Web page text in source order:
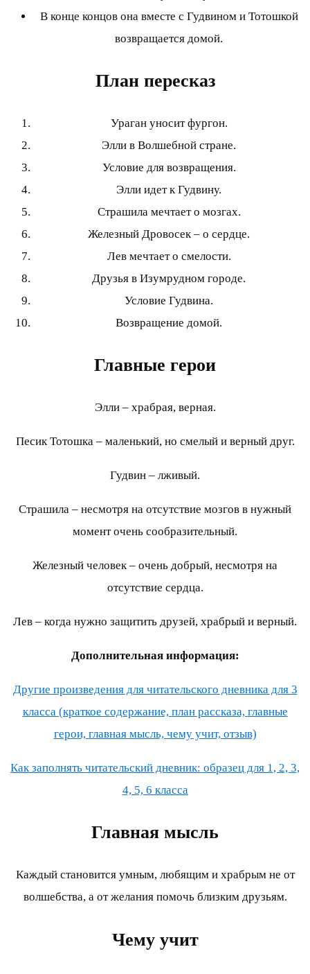
В конце концов она вместе с Гудвином и Тотошкой
возвращается домой.
План пересказ
Ураган уносит фургон.
Элли в Волшебной стране.
Условие для возвращения.
Элли идет к Гудвину.
Страшила мечтает о мозгах.
Железный Дровосек – о сердце.
Лев мечтает о смелости.
Друзья в Изумрудном городе.
Условие Гудвина.
Возвращение домой.
Главные герои
Элли – храбрая, верная.
Песик Тотошка – маленький, но смелый и верный друг.
Гудвин – лживый.
Страшила – несмотря на отсутствие мозгов в нужный
момент очень сообразительный.
Железный человек – очень добрый, несмотря на
отсутствие сердца.
Лев – когда нужно защитить друзей, храбрый и верный.
Дополнительная информация:
Другие произведения для читательского дневника для 3
класса (краткое содержание, план рассказа, главные
герои, главная мысль, чему учит, отзыв)
Как заполнять читательский дневник: образец для 1, 2, 3,
4, 5, 6 класса
Главная мысль
Каждый становится умным, любящим и храбрым не от
волшебства, а от желания помочь близким друзьям.
Чему учит